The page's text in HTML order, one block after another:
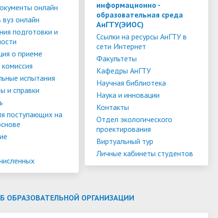
Финансово-хозяйственная
деятельность
Организация питания в
образовательной организации
Информация Министерства науки и
высшего образования РФ
Международное сотрудничество
Информационная поддержка
сотрудников и обучающихся по
вопросам коронавирусной
инфекции и организации
дистанционного обучения
платной основе
Для поступающих из ДНР, ЛНР,
Запорожской области и
Херсонской области
Дополнительный прием
онлайн
онлайн
подготовки и
о приеме
испытания
и справки
поступающих на
информационно -
образовательная среда
АнГТУ(ЭИОС)
Ссылки на ресурсы АнГТУ в
сети Интернет
Факультеты
Кафедры АнГТУ
Научная библиотека
Наука и инновации
Контакты
Отдел экологического
проектирования
Виртуальный тур
Личные кабинеты студентов
ОБРАЗОВАТЕЛЬНОЙ ОРГАНИЗАЦИИ